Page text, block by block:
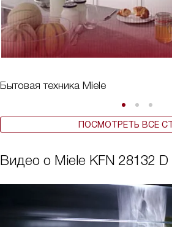
Бытовая техника Miele
ПОСМОТРЕТЬ ВСЕ
Видео о Miele KFN 28132 D